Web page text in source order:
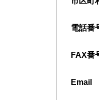
電話番
FAX番
Email